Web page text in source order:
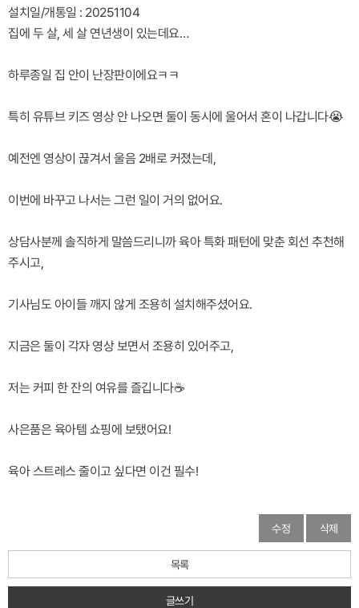
설치일/개통일 : 20251104
집에 두 살, 세 살 연년생이 있는데요…
하루종일 집 안이 난장판이에요ㅋㅋ
특히 유튜브 키즈 영상 안 나오면 둘이 동시에 울어서 혼이 나갑니다😭
예전엔 영상이 끊겨서 울음 2배로 커졌는데,
이번에 바꾸고 나서는 그런 일이 거의 없어요.
상담사분께 솔직하게 말씀드리니까 육아 특화 패턴에 맞춘 회선 추천해
주시고,
기사님도 아이들 깨지 않게 조용히 설치해주셨어요.
지금은 둘이 각자 영상 보면서 조용히 있어주고,
저는 커피 한 잔의 여유를 즐깁니다☕
사은품은 육아템 쇼핑에 보탰어요!
육아 스트레스 줄이고 싶다면 이건 필수!
수정 삭제
목록
글쓰기